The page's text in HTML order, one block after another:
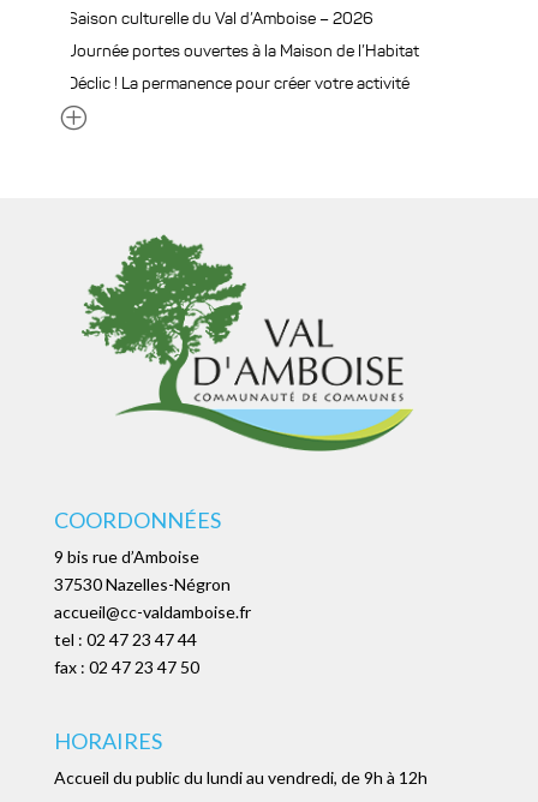
Saison culturelle du Val d’Amboise – 2026
Journée portes ouvertes à la Maison de l’Habitat
Déclic ! La permanence pour créer votre activité
P
COORDONNÉES
9 bis rue d’Amboise
37530 Nazelles-Négron
accueil@cc-valdamboise.fr
tel : 02 47 23 47 44
fax : 02 47 23 47 50
HORAIRES
Accueil du public du lundi au vendredi, de 9h à 12h